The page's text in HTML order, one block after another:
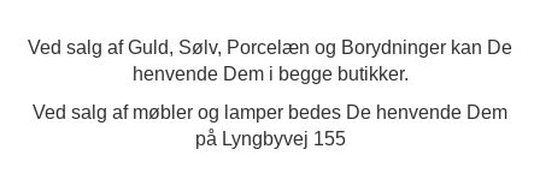
Ved salg af Guld, Sølv, Porcelæn og Borydninger kan De
henvende Dem i begge butikker.
Ved salg af møbler og lamper bedes De henvende Dem
på Lyngbyvej 155